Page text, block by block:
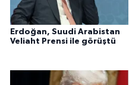
Erdoğan, Suudi Arabistan
Veliaht Prensi ile görüştü